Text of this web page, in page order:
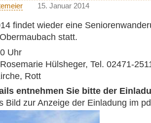
15. Januar 2014
findet wieder eine
statt.
Uhr
Hülsheger, Tel. 02471-
Rott
entnehmen Sie bitte der
Bild zur Anzeige der Einladung im